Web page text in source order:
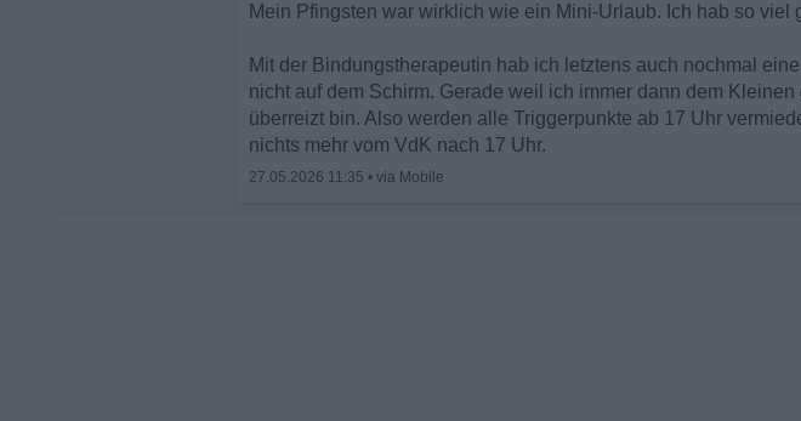
Mein Pfingsten war wirklich wie ein Mini-Urlaub. Ich hab so
Mit der Bindungstherapeutin hab ich letztens auch nochmal
nicht auf dem Schirm. Gerade weil ich immer dann dem
überreizt bin. Also werden alle Triggerpunkte ab 17 Uhr
nichts mehr vom VdK nach 17 Uhr.
27.05.2026 11:35 •